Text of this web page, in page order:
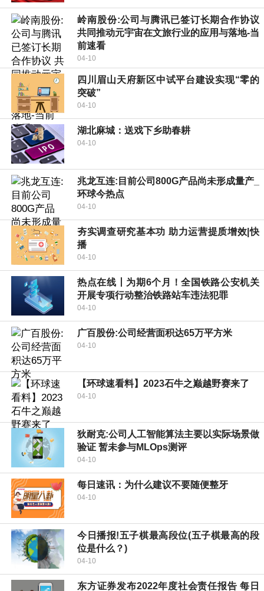
岭南股份:公司与腾讯已签订长期合作协议
共同推动元宇宙在文旅行业的应用与落地-当
前速看
04-10
四川眉山天府新区中试平台建设实现“零的
突破”
04-10
湖北麻城：送戏下乡助春耕
04-10
兆龙互连:目前公司800G产品尚未形成量产_
环球今热点
04-10
夯实调查研究基本功 助力运营提质增效|快
播
04-10
热点在线丨为期6个月！全国铁路公安机关
开展专项行动整治铁路站车违法犯罪
04-10
广百股份:公司经营面积达65万平方米
04-10
【环球速看料】2023石牛之巅越野赛来了
04-10
狄耐克:公司人工智能算法主要以实际场景做
验证 暂未参与MLOps测评
04-10
每日速讯：为什么建议不要随便整牙
04-10
今日播报!五子棋最高段位(五子棋最高的段
位是什么？)
04-10
东方证券发布2022年度社会责任报告 每日